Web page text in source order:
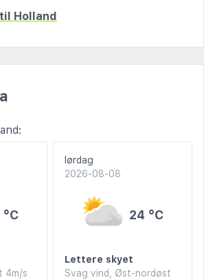
Holland
4m/s
lørdag
2026-08-08
24 °C
Lettere skyet
Svag vind, Øst-nordøst